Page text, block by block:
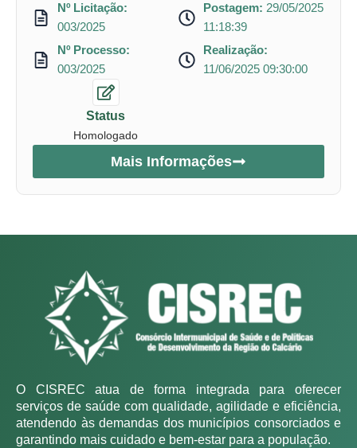
Nº Licitação:
003/2025
Nº Processo:
003/2025
Postagem: 29/05/2025
11:18:39
Realização:
11/06/2025 09:30:00
Status
Homologado
Mais Informações
O CISREC atua de forma integrada para oferecer
serviços de saúde com qualidade, agilidade e eficiência,
atendendo às demandas dos municípios consorciados e
garantindo mais cuidado e bem-estar para a população.